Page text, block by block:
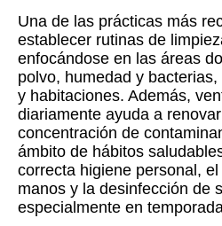
Una de las prácticas más
establecer rutinas de
enfocándose en las áreas
polvo, humedad y
y habitaciones. Además,
diariamente ayuda a
concentración de
ámbito de hábitos
correcta higiene personal,
manos y la desinfección de
especialmente en